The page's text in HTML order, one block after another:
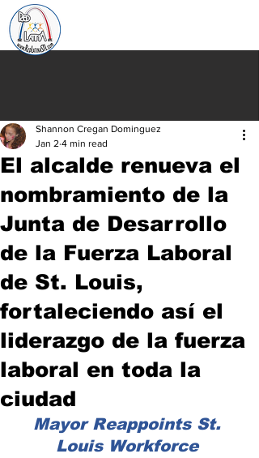
El alcalde renueva el
nombramiento de la
Junta de Desarrollo
de la Fuerza Laboral
de St. Louis,
fortaleciendo así el
liderazgo de la fuerza
laboral en toda la
ciudad
Shannon Cregan Dominguez
Jan 2 4 min read
Mayor Reappoints St.
Louis Workforce